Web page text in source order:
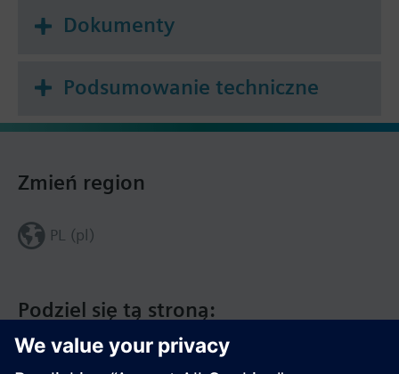
Dokumenty
Podsumowanie techniczne
Podziel się tą stroną:
Zmień region
PL (pl)